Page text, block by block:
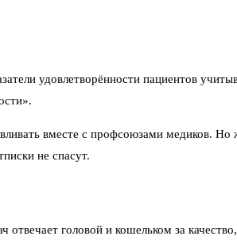
удовлетворённости пациентов
вместе с профсоюзами медиков.
не спасут.
отвечает головой и кошельком за